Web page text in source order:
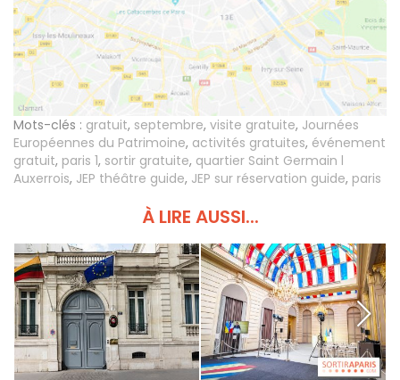
Mots-clés : gratuit, septembre, visite gratuite, Journées
Européennes du Patrimoine, activités gratuites, événement
gratuit, paris 1, sortir gratuite, quartier Saint Germain l
Auxerrois, JEP théâtre guide, JEP sur réservation guide, paris
À LIRE AUSSI...